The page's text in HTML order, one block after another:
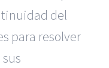
del
para resolver